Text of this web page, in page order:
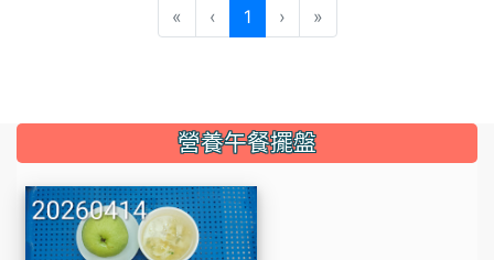
« ‹ 1(current)
› »
::: 營養午餐擺盤